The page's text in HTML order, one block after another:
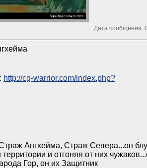
Дата сообщения:
http://cg-warrior.com/index.php?
Ангхейма, Страж Севера...он
и отгоняя от них
Гор, он их Защитник